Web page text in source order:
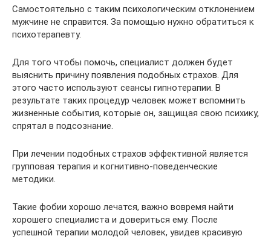
Самостоятельно с таким психологическим отклонением
мужчине не справится. За помощью нужно обратиться к
психотерапевту.
Для того чтобы помочь, специалист должен будет
выяснить причину появления подобных страхов. Для
этого часто используют сеансы гипнотерапии. В
результате таких процедур человек может вспомнить
жизненные события, которые он, защищая свою психику,
спрятал в подсознание.
При лечении подобных страхов эффективной является
групповая терапия и когнитивно-поведенческие
методики.
Такие фобии хорошо лечатся, важно вовремя найти
хорошего специалиста и довериться ему. После
успешной терапии молодой человек, увидев красивую